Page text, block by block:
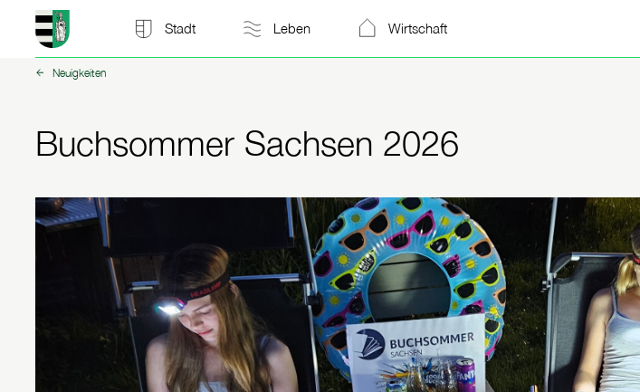
Stadt Kitzscher: zur Startseite
Stadt Leben Wirtschaft
zurück zu:
Neuigkeiten
Buchsommer Sachsen 2026